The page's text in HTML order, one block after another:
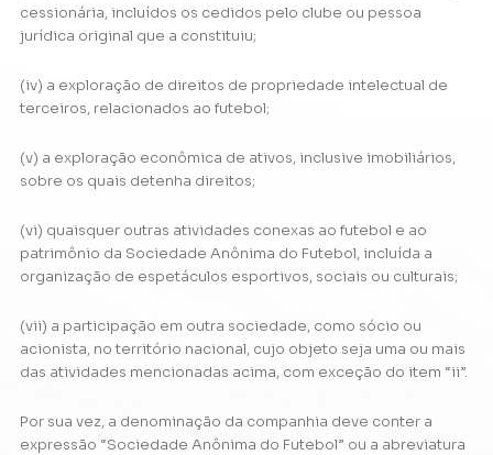
cessionária, incluídos os cedidos pelo clube ou pessoa
jurídica original que a constituiu;
(iv) a exploração de direitos de propriedade intelectual de
terceiros, relacionados ao futebol;
(v) a exploração econômica de ativos, inclusive imobiliários,
sobre os quais detenha direitos;
(vi) quaisquer outras atividades conexas ao futebol e ao
patrimônio da Sociedade Anônima do Futebol, incluída a
organização de espetáculos esportivos, sociais ou culturais;
(vii) a participação em outra sociedade, como sócio ou
acionista, no território nacional, cujo objeto seja uma ou mais
das atividades mencionadas acima, com exceção do item “ii”.
Por sua vez, a denominação da companhia deve conter a
expressão “Sociedade Anônima do Futebol” ou a abreviatura